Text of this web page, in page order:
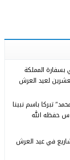
المملكة
لعيد العرش
تبركا باسم نبينا
حفظه الله
في عيد العرش